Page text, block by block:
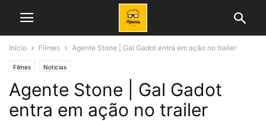
Início Filmes Agente Stone | Gal Gadot entra em ação no trailer
Filmes Noticias
Agente Stone | Gal Gadot
entra em ação no trailer